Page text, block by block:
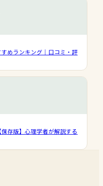
めランキング｜口コミ・評
存版】心理学者が解説する